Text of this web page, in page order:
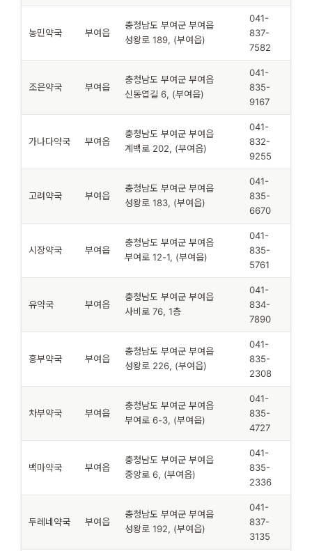
농민약국 부여읍
충청남도 부여군 부여읍
성왕로 189, (부여읍)
041-
837-
7582
조은약국 부여읍
충청남도 부여군 부여읍
신동엽길 6, (부여읍)
041-
835-
9167
가나다약국 부여읍
충청남도 부여군 부여읍
계백로 202, (부여읍)
041-
832-
9255
고려약국 부여읍
충청남도 부여군 부여읍
성왕로 183, (부여읍)
041-
835-
6670
시장약국 부여읍
충청남도 부여군 부여읍
부여로 12-1, (부여읍)
041-
835-
5761
유약국 부여읍
충청남도 부여군 부여읍
사비로 76, 1층
041-
834-
7890
흥부약국 부여읍
충청남도 부여군 부여읍
성왕로 226, (부여읍)
041-
835-
2308
차부약국 부여읍
충청남도 부여군 부여읍
부여로 6-3, (부여읍)
041-
835-
4727
백마약국 부여읍
충청남도 부여군 부여읍
중앙로 6, (부여읍)
041-
835-
2336
두레네약국 부여읍
충청남도 부여군 부여읍
성왕로 192, (부여읍)
041-
837-
3135